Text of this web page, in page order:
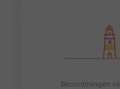
Beoordelingen